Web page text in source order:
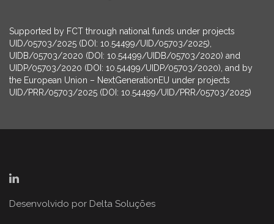
Supported by FCT through national funds under projects
UID/05703/2025 (DOI: 10.54499/UID/05703/2025),
UIDB/05703/2020 (DOI: 10.54499/UIDB/05703/2020) and
UIDP/05703/2020 (DOI: 10.54499/UIDP/05703/2020), and by
the European Union – NextGenerationEU under projects
UID/PRR/05703/2025 (DOI: 10.54499/UID/PRR/05703/2025)
Desenvolvido por Delta Soluções